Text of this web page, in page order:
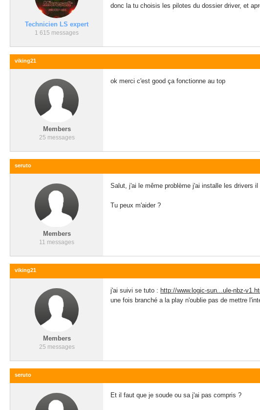
Technicien LS expert
1 615 messages
donc la tu choisis les pilotes du dossier driver, et
viking21
Members
25 messages
ok merci c'est good ça fonctionne au top
seruto
Members
11 messages
Salut, j'ai le même problème j'ai installe les drivers
Tu peux m'aider ?
viking21
Members
25 messages
j'ai suivi se tuto : http://www.logic-sun...ule-nbz-
une fois branché a la play n'oublie pas de mettre
seruto
Et il faut que je soude ou sa j'ai pas compris ?